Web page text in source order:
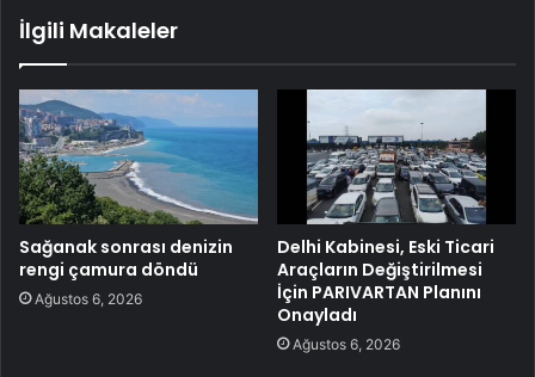
İlgili Makaleler
Sağanak sonrası denizin
rengi çamura döndü
Ağustos 6, 2026
Delhi Kabinesi, Eski Ticari
Araçların Değiştirilmesi
İçin PARIVARTAN Planını
Onayladı
Ağustos 6, 2026